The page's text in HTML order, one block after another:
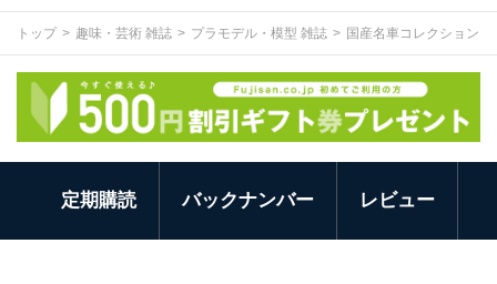
トップ 趣味・芸術 雑誌 プラモデル・模型 雑誌 国産名車コレクション
定期購読 バックナンバー レビュー